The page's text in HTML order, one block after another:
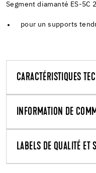
Segment diamanté ES-5C
pour un supports
CARACTÉRISTIQUES
INFORMATION DE
LABELS DE QUALITÉ ET